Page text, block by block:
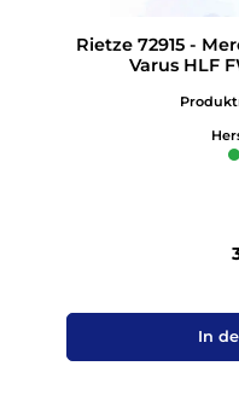
Rietze 72915 -
Varus HLF
In